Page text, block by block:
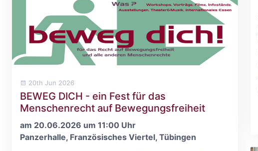
20th Jun 2026
BEWEG DICH - ein Fest für das
Menschenrecht auf Bewegungsfreiheit
am 20.06.2026 um 11:00 Uhr
Panzerhalle, Französisches Viertel, Tübingen